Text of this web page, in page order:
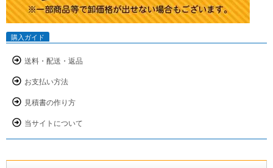
購入ガイド
送料・配送・返品
お支払い方法
見積書の作り方
当サイトについて